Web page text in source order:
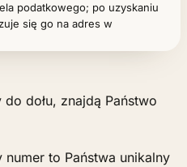
podatkowego; po uzyskaniu
się go na adres w
dołu, znajdą Państwo
to Państwa unikalny